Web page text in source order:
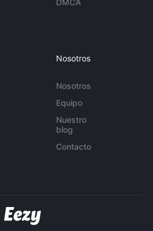
DMCA
Nosotros
Nosotros
Equipo
Nuestro
blog
Contacto